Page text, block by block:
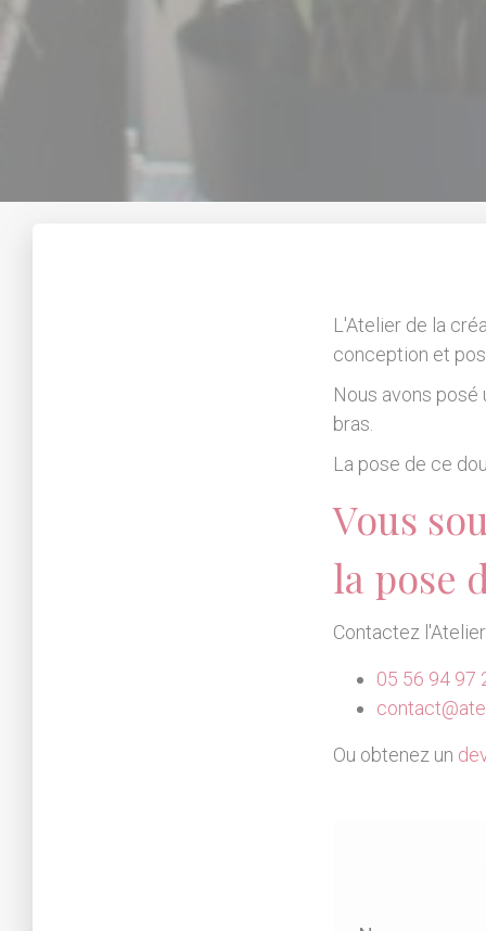
L'Atelier de la
conception et
Nous avons
bras.
La pose de ce
Vous
la pose
Contactez
05 56 94 97
Ou obtenez un